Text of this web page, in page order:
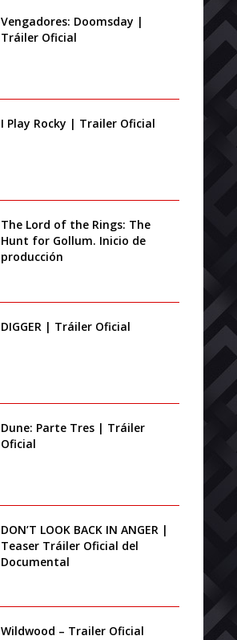
Vengadores: Doomsday |
Tráiler Oficial
I Play Rocky | Trailer Oficial
The Lord of the Rings: The
Hunt for Gollum. Inicio de
producción
DIGGER | Tráiler Oficial
Dune: Parte Tres | Tráiler
Oficial
DON’T LOOK BACK IN ANGER |
Teaser Tráiler Oficial del
Documental
Wildwood – Trailer Oficial